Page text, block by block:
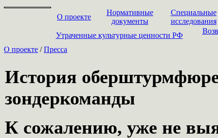
О проекте
Нормативные
документы
Специальные
исследования
Утраченные культурные ценности РФ
О проекте /Пресса
История
зондеркоманды
К сожалению, уже не